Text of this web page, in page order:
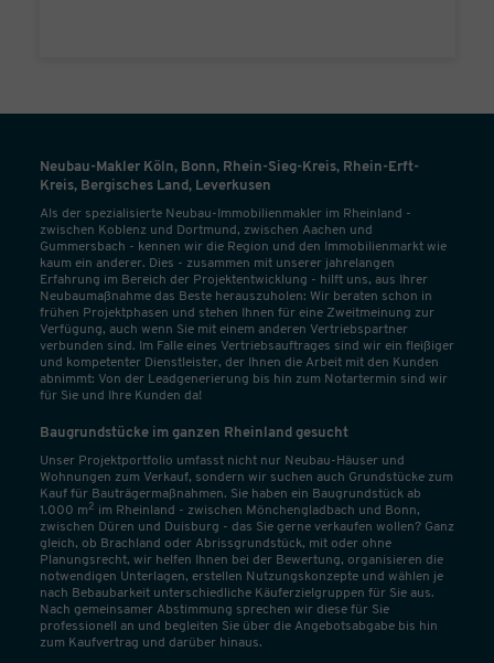
Neubau-Makler Köln, Bonn, Rhein-Sieg-Kreis, Rhein-Erft-
Kreis, Bergisches Land, Leverkusen
Als der spezialisierte Neubau-Immobilienmakler im Rheinland -
zwischen Koblenz und Dortmund, zwischen Aachen und
Gummersbach - kennen wir die Region und den Immobilienmarkt wie
kaum ein anderer. Dies - zusammen mit unserer jahrelangen
Erfahrung im Bereich der Projektentwicklung - hilft uns, aus Ihrer
Neubaumaßnahme das Beste herauszuholen: Wir beraten schon in
frühen Projektphasen und stehen Ihnen für eine Zweitmeinung zur
Verfügung, auch wenn Sie mit einem anderen Vertriebspartner
verbunden sind. Im Falle eines Vertriebsauftrages sind wir ein fleißiger
und kompetenter Dienstleister, der Ihnen die Arbeit mit den Kunden
abnimmt: Von der Leadgenerierung bis hin zum Notartermin sind wir
für Sie und Ihre Kunden da!
Baugrundstücke im ganzen Rheinland gesucht
Unser Projektportfolio umfasst nicht nur Neubau-Häuser und
Wohnungen zum Verkauf, sondern wir suchen auch Grundstücke zum
Kauf für Bauträgermaßnahmen. Sie haben ein Baugrundstück ab
1.000 m2 im Rheinland - zwischen Mönchengladbach und Bonn,
zwischen Düren und Duisburg - das Sie gerne verkaufen wollen? Ganz
gleich, ob Brachland oder Abrissgrundstück, mit oder ohne
Planungsrecht, wir helfen Ihnen bei der Bewertung, organisieren die
notwendigen Unterlagen, erstellen Nutzungskonzepte und wählen je
nach Bebaubarkeit unterschiedliche Käuferzielgruppen für Sie aus.
Nach gemeinsamer Abstimmung sprechen wir diese für Sie
professionell an und begleiten Sie über die Angebotsabgabe bis hin
zum Kaufvertrag und darüber hinaus.